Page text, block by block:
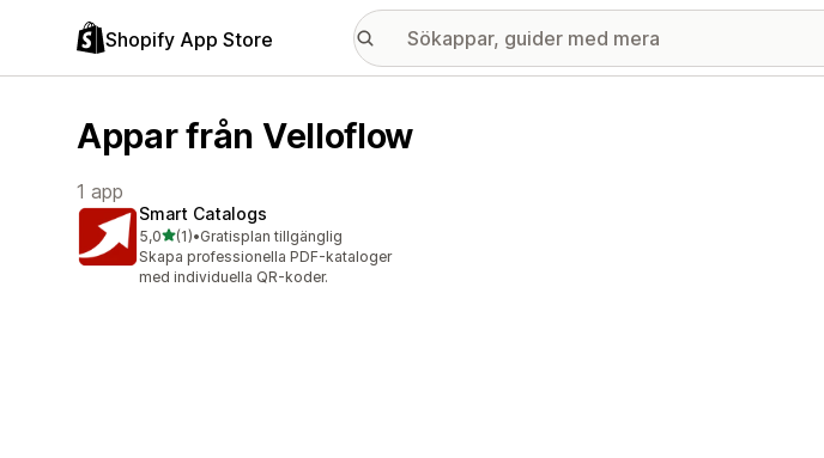
Shopify App Store
Appar från Velloflow
1 app
Smart Catalogs
5,0av 5 stjärnor
(1)
1 recensioner totalt
•Gratisplan tillgänglig
Skapa professionella PDF-kataloger
med individuella QR-koder.